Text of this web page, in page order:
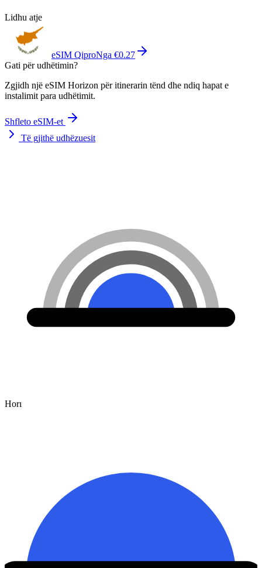
Lidhu atje
eSIM QiproNga €0.27
Gati për udhëtimin?
Zgjidh një eSIM Horizon për itinerarin tënd dhe ndiq hapat e
instalimit para udhëtimit.
Shfleto eSIM-et
Të gjithë udhëzuesit
Horı